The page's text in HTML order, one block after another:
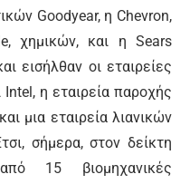
Goodyear, η Chevron,
χημικών, και η Sears
εισήλθαν οι εταιρείες
η εταιρεία παροχής
μια εταιρεία λιανικών
σήμερα, στον δείκτη
15 βιομηχανικές